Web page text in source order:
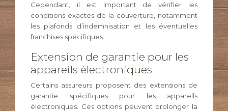
Cependant, il est important de vérifier les
conditions exactes de la couverture, notamment
les plafonds d’indemnisation et les éventuelles
franchises spécifiques.
Extension de garantie pour les
appareils électroniques
Certains assureurs proposent des extensions de
garantie spécifiques pour les appareils
électroniques. Ces options peuvent prolonger la